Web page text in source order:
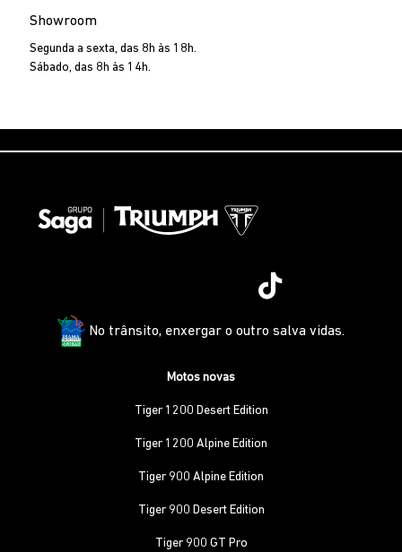
No trânsito, enxergar o outro salva vidas.
Motos novas
Tiger 1200 Desert Edition
Tiger 1200 Alpine Edition
Tiger 900 Alpine Edition
Tiger 900 Desert Edition
Tiger 900 GT Pro